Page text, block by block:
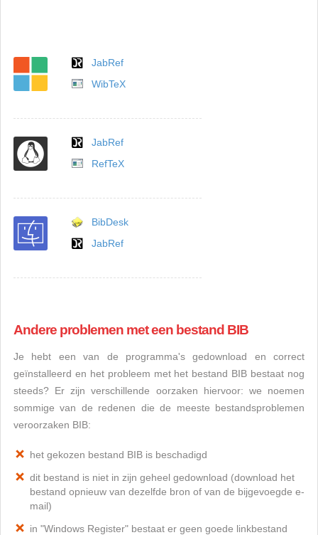
JabRef
WibTeX
JabRef
RefTeX
BibDesk
JabRef
Andere problemen met een bestand BIB
Je hebt een van de programma's gedownload en correct
geïnstalleerd en het probleem met het bestand BIB bestaat nog
steeds? Er zijn verschillende oorzaken hiervoor: we noemen
sommige van de redenen die de meeste bestandsproblemen
veroorzaken BIB:
het gekozen bestand BIB is beschadigd
dit bestand is niet in zijn geheel gedownload (download het
bestand opnieuw van dezelfde bron of van de bijgevoegde e-
mail)
in "Windows Register" bestaat er geen goede linkbestand